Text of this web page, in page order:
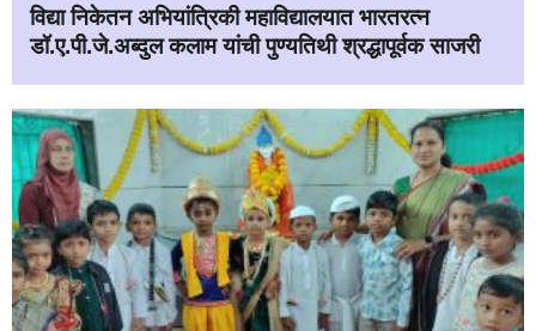
विद्या निकेतन अभियांत्रिकी महाविद्यालयात भारतरत्न
डॉ.ए.पी.जे.अब्दुल कलाम यांची पुण्यतिथी श्रद्धापूर्वक साजरी